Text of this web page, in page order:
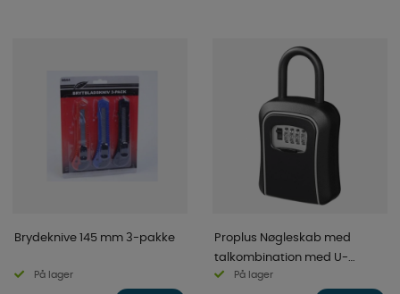
Brydeknive 145 mm 3-pakke
På lager
Proplus Nøgleskab med
talkombination med U-
beslag i metal
På lager